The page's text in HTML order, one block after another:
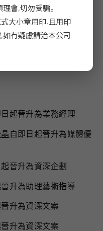
日起晉升為資深業務總監
日起晉升為業務總監
升為資深文案
日起晉升為業務經理
自即日起晉升為媒體優
晉升為資深企劃
升為助理藝術指導
升為資深文案
升為資深文案
會,切勿受騙。
大小章用印,且用印
有疑慮請洽本公司